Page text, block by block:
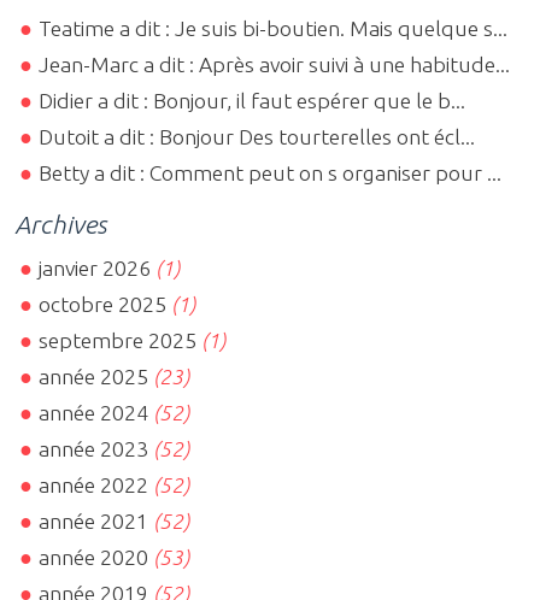
Teatime a dit : Je suis bi-boutien. Mais quelque s...
Jean-Marc a dit : Après avoir suivi à une habitude...
Didier a dit : Bonjour, il faut espérer que le b...
Dutoit a dit : Bonjour Des tourterelles ont écl...
Betty a dit : Comment peut on s organiser pour ...
Archives
janvier 2026 (1)
octobre 2025 (1)
septembre 2025 (1)
année 2025 (23)
année 2024 (52)
année 2023 (52)
année 2022 (52)
année 2021 (52)
année 2020 (53)
année 2019 (52)